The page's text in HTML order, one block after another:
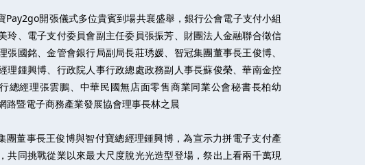
Pay2go開張儀式多位貴賓到場共襄盛舉，銀行公會電子支付小組
玲、電子支付委員會副主任委員張振芳、財團法人金融聯合徵信
張國銘、金管會銀行局副局長莊琇媛、智冠集團董事長王俊博、
理鍾興博、行政院人事行政總處政務副人事長蘇俊榮、華南金控
總經理張雲鵬、中華民國無店面零售商業同業公會秘書長柏幼
路暨電子商務產業發展協會理事長林之晨
團董事長王俊博與智付寶總經理鍾興博，為宣示力拼電子支付產
共同挑戰從業以來最大尺度脫光光造型登場，祭出上看兩千萬現